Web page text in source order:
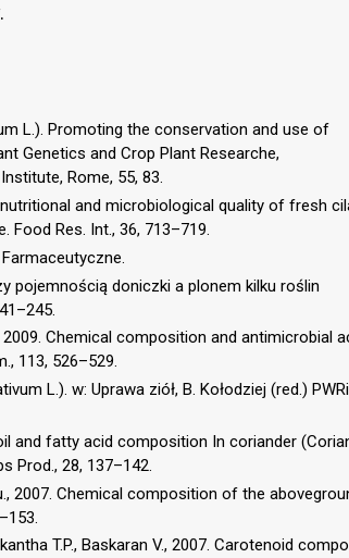
L.). Promoting the conservation and use of
Genetics and Crop Plant Researche,
Rome, 55, 83.
nutritional and microbiological quality of fresh
Food Res. Int., 36, 713–719.
pojemnością doniczki a plonem kilku roślin
2009. Chemical composition and antimicrobial
113, 526–529.
L.). w: Uprawa ziół, B. Kołodziej (red.)
and fatty acid composition In coriander
Prod., 28, 137–142.
2007. Chemical composition of the
T.P., Baskaran V., 2007. Carotenoid